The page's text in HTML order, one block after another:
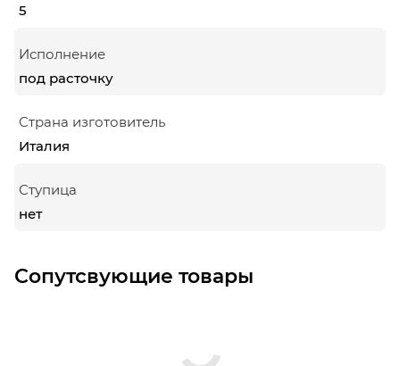
5
Исполнение
под расточку
Страна изготовитель
Италия
Ступица
нет
Сопутсвующие товары